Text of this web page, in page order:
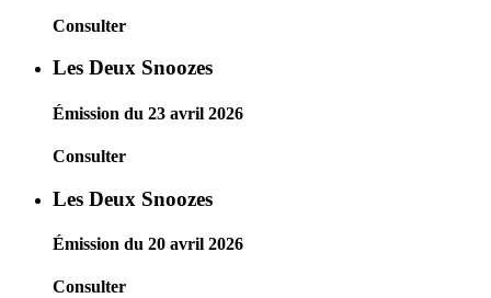
Consulter
Les Deux Snoozes
Émission du 23 avril 2026
Consulter
Les Deux Snoozes
Émission du 20 avril 2026
Consulter